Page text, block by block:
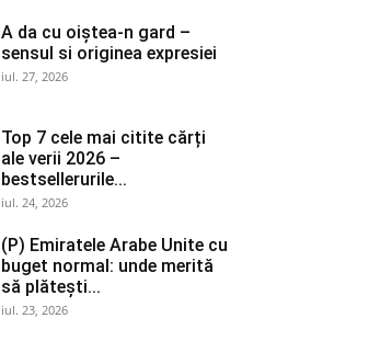
A da cu oiștea-n gard –
sensul si originea expresiei
iul. 27, 2026
Top 7 cele mai citite cărți
ale verii 2026 –
bestsellerurile...
iul. 24, 2026
(P) Emiratele Arabe Unite cu
buget normal: unde merită
să plătești...
iul. 23, 2026